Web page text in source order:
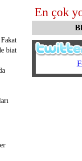
biat
En çok